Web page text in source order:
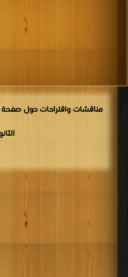
مناقشات واقتراحات حول صفحة